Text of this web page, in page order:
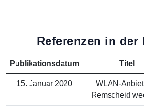
Referenzen in der
Publikationsdatum Titel
15. Januar 2020
WLAN-
Remscheid